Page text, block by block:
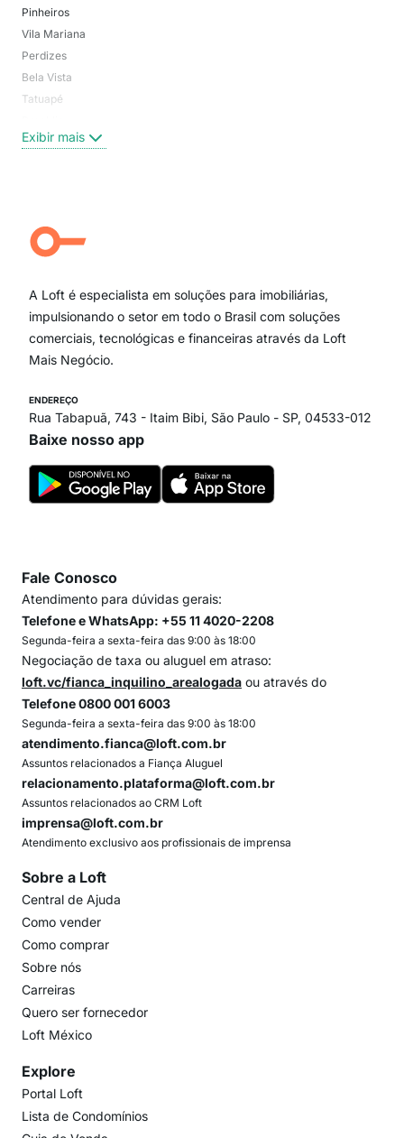
Pinheiros
Vila Mariana
Perdizes
Bela Vista
Tatuapé
Centro
Campo Belo
Ipiranga
Paraíso
Itaim Bibi
Exibir mais
A Loft é especialista em soluções para imobiliárias,
impulsionando o setor em todo o Brasil com soluções
comerciais, tecnológicas e financeiras através da Loft
Mais Negócio.
ENDEREÇO
Rua Tabapuã, 743 - Itaim Bibi, São Paulo - SP, 04533-012
Baixe nosso app
Fale Conosco
Atendimento para dúvidas gerais:
Telefone e WhatsApp: +55 11 4020-2208
Segunda-feira a sexta-feira das 9:00 às 18:00
Negociação de taxa ou aluguel em atraso:
loft.vc/fianca_inquilino_arealogada ou através do
Telefone 0800 001 6003
Segunda-feira a sexta-feira das 9:00 às 18:00
atendimento.fianca@loft.com.br
Assuntos relacionados a Fiança Aluguel
relacionamento.plataforma@loft.com.br
Assuntos relacionados ao CRM Loft
imprensa@loft.com.br
Atendimento exclusivo aos profissionais de imprensa
Sobre a Loft
Central de Ajuda
Como vender
Como comprar
Sobre nós
Carreiras
Quero ser fornecedor
Loft México
Explore
Portal Loft
Lista de Condomínios